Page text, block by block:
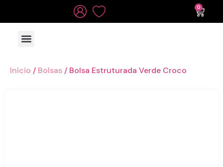
0
Início / Bolsas / Bolsa Estruturada Verde Croco